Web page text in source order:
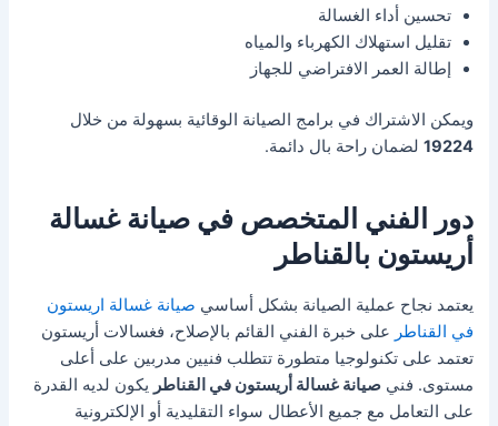
تحسين أداء الغسالة
تقليل استهلاك الكهرباء والمياه
إطالة العمر الافتراضي للجهاز
ويمكن الاشتراك في برامج الصيانة الوقائية بسهولة من خلال
19224 لضمان راحة بال دائمة.
دور الفني المتخصص في صيانة غسالة
أريستون بالقناطر
يعتمد نجاح عملية الصيانة بشكل أساسي صيانة غسالة اريستون
في القناطر على خبرة الفني القائم بالإصلاح، فغسالات أريستون
تعتمد على تكنولوجيا متطورة تتطلب فنيين مدربين على أعلى
مستوى. فنيصيانة غسالة أريستون في القناطر يكون لديه القدرة
على التعامل مع جميع الأعطال سواء التقليدية أو الإلكترونية